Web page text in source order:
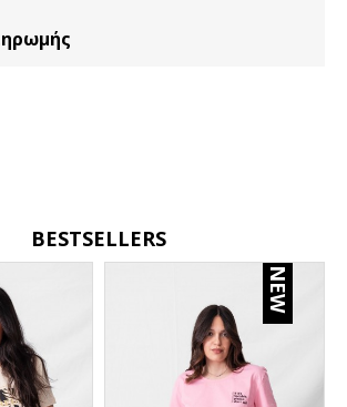
BESTSELLERS
NEW